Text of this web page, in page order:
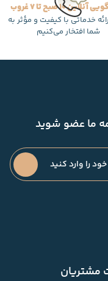
10 صبح تا 7 غروب
خدماتی با کیفیت و مؤثر به
شما افتخار می‌کنیم
ما عضو شوید
مشتریان